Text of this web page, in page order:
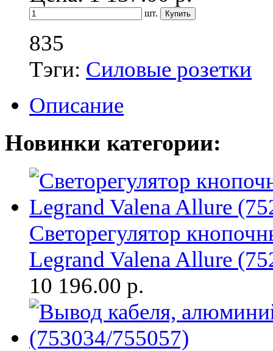
шт.
835
Тэги: Силовые розетки
Описание
Новинки категории:
Светорегулятор
Legrand Valena Allure
10 196.00 р.